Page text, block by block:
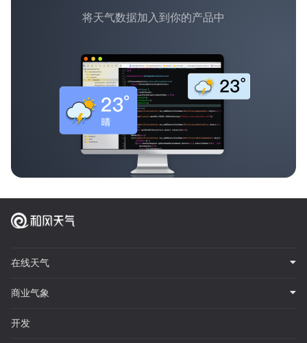
将天气数据加入到你的产品中
在线天气
商业气象
开发